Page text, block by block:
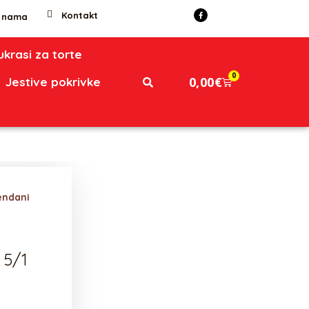
nama Kontakt
za torte
Jestive pokrivke
0,00€ 0
1